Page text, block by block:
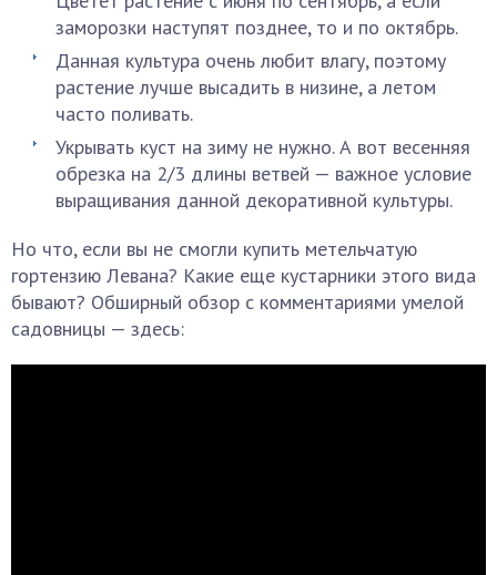
заморозки наступят позднее, то и по октябрь.
Данная культура очень любит влагу, поэтому
растение лучше высадить в низине, а летом
часто поливать.
Укрывать куст на зиму не нужно. А вот весенняя
обрезка на 2/3 длины ветвей — важное условие
выращивания данной декоративной культуры.
Но что, если вы не смогли купить метельчатую
гортензию Левана? Какие еще кустарники этого вида
бывают? Обширный обзор с комментариями умелой
садовницы — здесь: